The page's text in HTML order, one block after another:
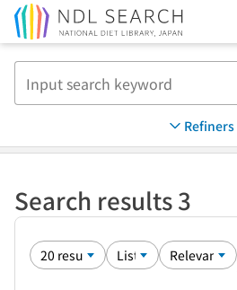
Refiners
Search results 3